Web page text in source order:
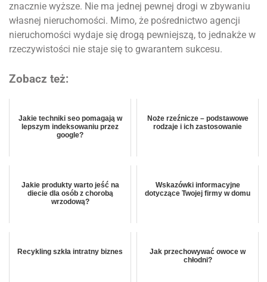
znacznie wyższe. Nie ma jednej pewnej drogi w zbywaniu
własnej nieruchomości. Mimo, że pośrednictwo agencji
nieruchomości wydaje się drogą pewniejszą, to jednakże w
rzeczywistości nie staje się to gwarantem sukcesu.
Zobacz też:
Jakie techniki seo pomagają w
lepszym indeksowaniu przez
google?
Noże rzeźnicze – podstawowe
rodzaje i ich zastosowanie
Jakie produkty warto jeść na
diecie dla osób z chorobą
wrzodową?
Wskazówki informacyjne
dotyczące Twojej firmy w domu
Recykling szkła intratny biznes
Jak przechowywać owoce w
chłodni?